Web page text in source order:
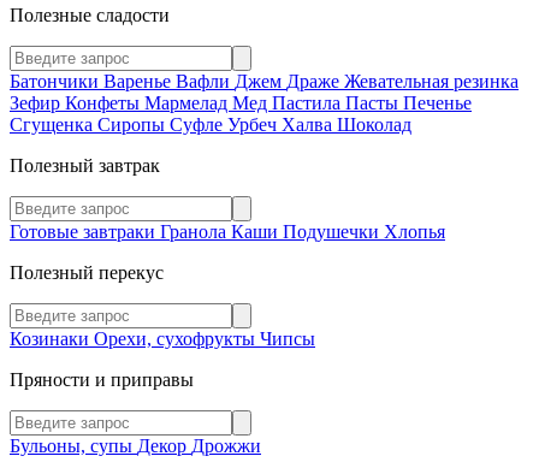
Полезные сладости
Батончики Варенье Вафли Джем Драже Жевательная резинка
Зефир Конфеты Мармелад Мед Пастила Пасты Печенье
Сгущенка Сиропы Суфле Урбеч Халва Шоколад
Полезный завтрак
Готовые завтраки Гранола Каши Подушечки Хлопья
Полезный перекус
Козинаки Орехи, сухофрукты Чипсы
Пряности и приправы
Бульоны, супы Декор Дрожжи